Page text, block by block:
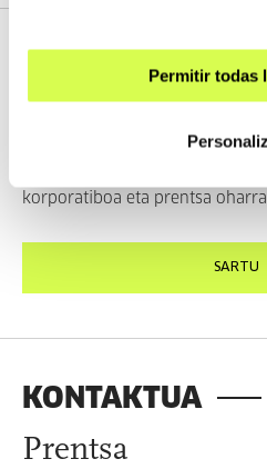
Permitir todas
PRENTSA
korporatiboa eta prentsa
SARTU
KONTAKTUA
Prentsa